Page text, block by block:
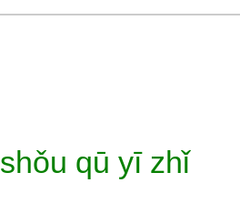
shǒu qū yī zhǐ